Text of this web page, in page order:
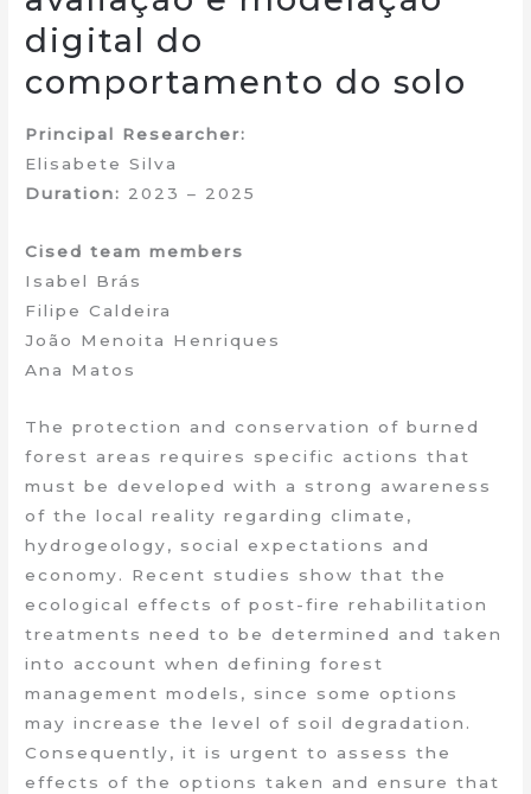
digital do
comportamento do solo
Principal Researcher:
Elisabete Silva
Duration: 2023 – 2025
Cised team members
Isabel Brás
Filipe Caldeira
João Menoita Henriques
Ana Matos
The protection and conservation of burned
forest areas requires specific actions that
must be developed with a strong awareness
of the local reality regarding climate,
hydrogeology, social expectations and
economy. Recent studies show that the
ecological effects of post-fire rehabilitation
treatments need to be determined and taken
into account when defining forest
management models, since some options
may increase the level of soil degradation.
Consequently, it is urgent to assess the
effects of the options taken and ensure that